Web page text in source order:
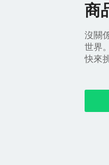
商
沒關
世界。
快來